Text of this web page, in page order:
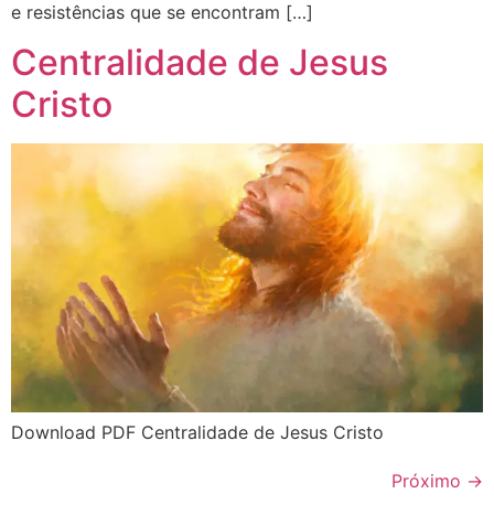
e resistências que se encontram […]
Centralidade de Jesus
Cristo
Download PDF Centralidade de Jesus Cristo
Próximo →